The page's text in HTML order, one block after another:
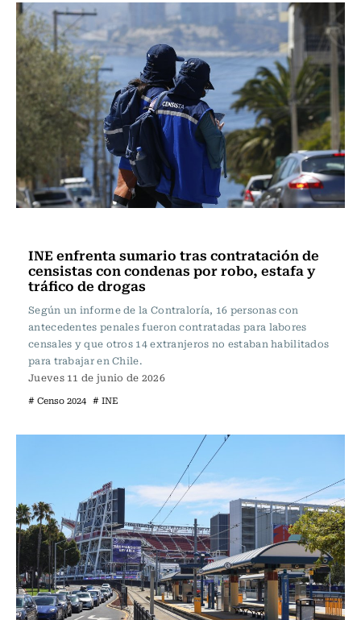
INE enfrenta sumario tras contratación de
censistas con condenas por robo, estafa y
tráfico de drogas
Según un informe de la Contraloría, 16 personas con
antecedentes penales fueron contratadas para labores
censales y que otros 14 extranjeros no estaban habilitados
para trabajar en Chile.
Jueves 11 de junio de 2026
# Censo 2024 # INE